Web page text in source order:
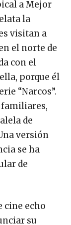
a Mejor
la
visitan a
el norte de
con el
porque él
“Narcos”.
familiares,
de
versión
se ha
de
cine echo
su